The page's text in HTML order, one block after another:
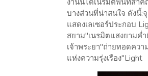
งานนี้ได้เนรมิตพื้นที่สำคั
บางส่วนที่น่าสนใจ ดังนี้:
แสดงเลเซอร์ประกอบ
สยาม"เนรมิตแสงยามค่
เจ้าพระยา"ถ่ายทอดคว
แห่งความรุ่งเรือง"Light